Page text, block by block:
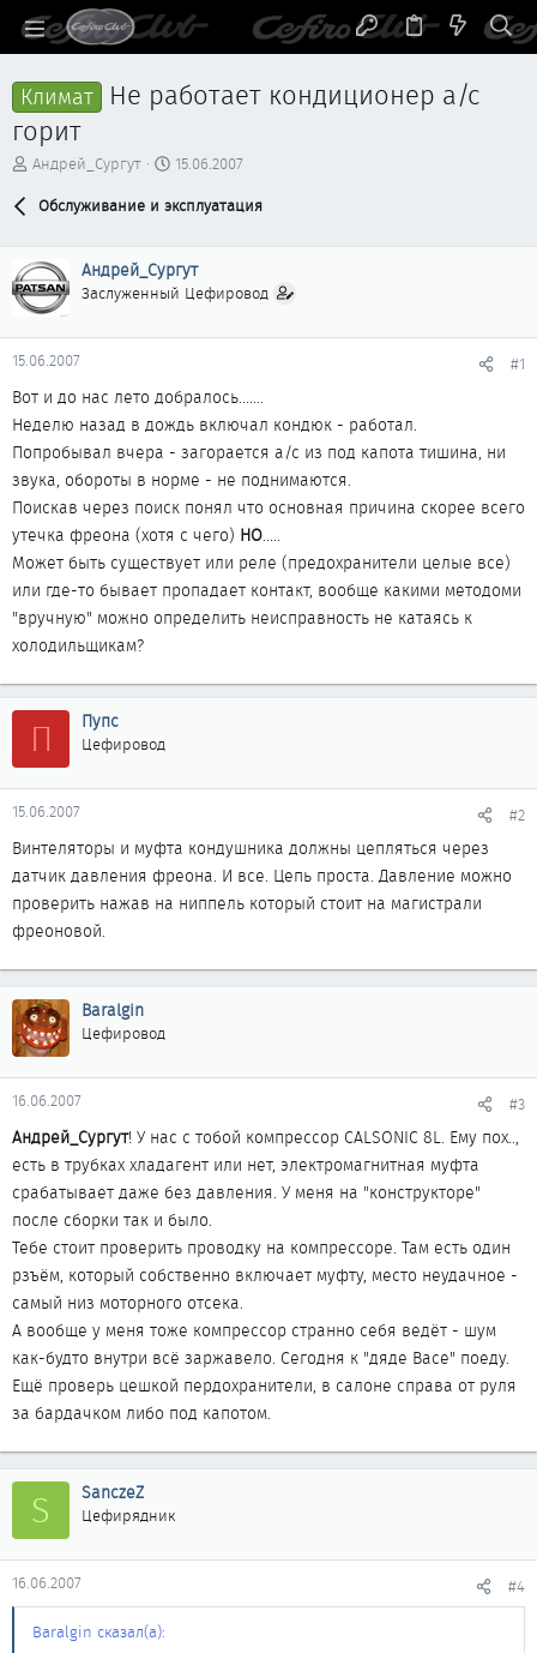
Климат Не работает кондиционер a/c
горит
А
т
е
м
ы
Андрей_Сургут
Д
т
а
ч
л
15.06.2007
Обслуживание и эксплуатация
Андрей_Сургут
Заслуженный Цефировод
15.06.2007 #1
Вот и до нас лето добралось.......
Неделю назад в дождь включал кондюк - работал.
Попробывал вчера - загорается a/c из под капота тишина, ни
звука, обороты в норме - не поднимаются.
Поискав через поиск понял что основная причина скорее всего
утечка фреона (хотя с чего) НО.....
Может быть существует или реле (предохранители целые все)
или где-то бывает пропадает контакт, вообще какими методоми
"вручную" можно определить неисправность не катаясь к
холодильщикам?
П Пупс
Цефировод
15.06.2007 #2
Винтеляторы и муфта кондушника должны цепляться через
датчик давления фреона. И все. Цепь проста. Давление можно
проверить нажав на ниппель который стоит на магистрали
фреоновой.
Baralgin
Цефировод
16.06.2007 #3
Андрей_Сургут! У нас с тобой компрессор CALSONIC 8L. Ему пох..,
есть в трубках хладагент или нет, электромагнитная муфта
срабатывает даже без давления. У меня на "конструкторе"
после сборки так и было.
Тебе стоит проверить проводку на компрессоре. Там есть один
рзъём, который собственно включает муфту, место неудачное -
самый низ моторного отсека.
А вообще у меня тоже компрессор странно себя ведёт - шум
как-будто внутри всё заржавело. Сегодня к "дяде Васе" поеду.
Ещё проверь цешкой пердохранители, в салоне справа от руля
за бардачком либо под капотом.
S SanczeZ
Цефирядник
16.06.2007 #4
Baralgin сказал(а):